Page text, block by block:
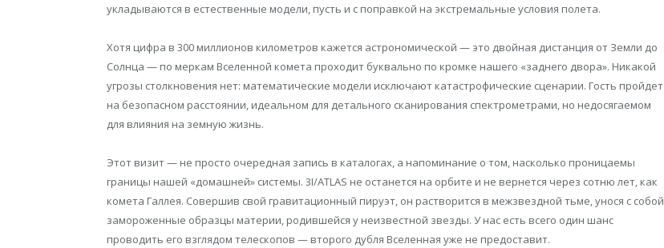
укладываются в естественные модели, пусть и с поправкой на экстремальные условия полета.
Хотя цифра в 300 миллионов километров кажется астрономической — это двойная дистанция от Земли до
Солнца — по меркам Вселенной комета проходит буквально по кромке нашего «заднего двора». Никакой
угрозы столкновения нет: математические модели исключают катастрофические сценарии. Гость пройдет
на безопасном расстоянии, идеальном для детального сканирования спектрометрами, но недосягаемом
для влияния на земную жизнь.
Этот визит — не просто очередная запись в каталогах, а напоминание о том, насколько проницаемы
границы нашей «домашней» системы. 3I/ATLAS не останется на орбите и не вернется через сотню лет, как
комета Галлея. Совершив свой гравитационный пируэт, он растворится в межзвездной тьме, унося с собой
замороженные образцы материи, родившейся у неизвестной звезды. У нас есть всего один шанс
проводить его взглядом телескопов — второго дубля Вселенная уже не предоставит.